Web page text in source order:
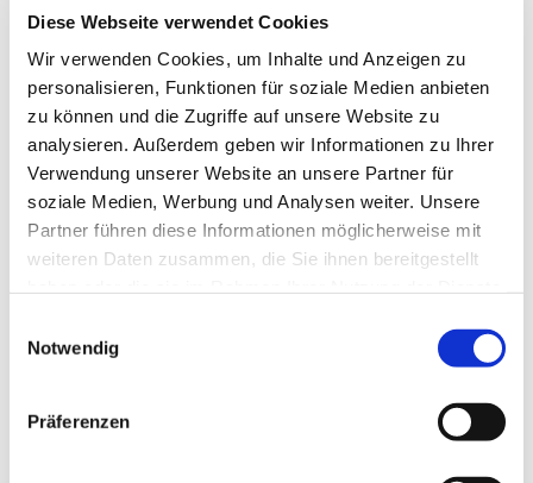
Diese Webseite verwendet Cookies
Wir verwenden Cookies, um Inhalte und Anzeigen zu
personalisieren, Funktionen für soziale Medien anbieten
zu können und die Zugriffe auf unsere Website zu
analysieren. Außerdem geben wir Informationen zu Ihrer
Verwendung unserer Website an unsere Partner für
soziale Medien, Werbung und Analysen weiter. Unsere
Partner führen diese Informationen möglicherweise mit
weiteren Daten zusammen, die Sie ihnen bereitgestellt
Notwendig
Präferenzen